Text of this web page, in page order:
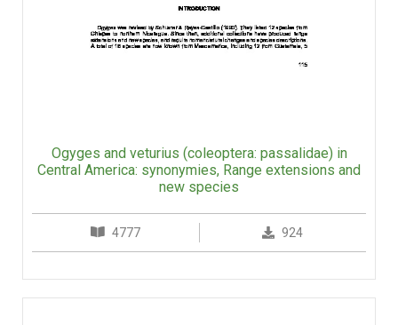
Ogyges and veturius (coleoptera: passalidae) in
Central America: synonymies, Range extensions and
new species
4777 924